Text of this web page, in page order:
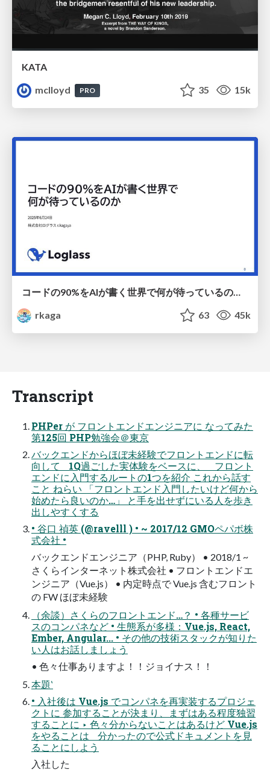
KATA
mclloyd
PRO 35 15k
rkaga
63 45k
Transcript
PHPer が フロントエンドエンジニアに なってみた
第125回 PHP勉強会＠東京
バックエンドからほぼ未経験でフロントエンドに転
向して 1Q過ごした実体験をベースに、 フロント
エンドに⼊⾨するルートの1つを紹介 これから話す
こと ねらい 「フロントエンド⼊⾨したいけど何から
始めたら良いのか…」 と⼿を出せずにいる⼈を歩き
出しやすくする
• ⾕⼝ 禎英 (@ravelll ) • ~ 2017/12 GMOペパボ株
式会社 •
バックエンドエンジニア（PHP, Ruby） • 2018/1 ~
さくらインターネット株式会社 • フロントエンドエ
ンジニア（Vue.js） • 内定時点で Vue.js 含むフロント
の FW ほぼ未経験
（余談）さくらのフロントエンド…？ • 各種サービ
スのコンパネなど • ⽣態系が多様：Vue.js, React,
Ember, Angular... • その他の技術スタックが知りた
い⼈はお話しましょう
• ⾊々仕事ありますよ！！ジョイナス！！
本題‛
• ⼊社後は Vue.js でコンパネを再実装するプロジェ
クトに 参加することが決まり、まずはある程度独習
することに ‣ ⾊々分からないことはあるけど Vue.js
をやることは 分かったので公式ドキュメントを⾒
ることにしよう
⼊社した